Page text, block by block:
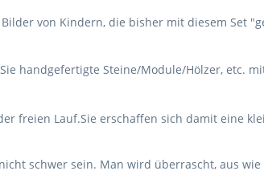
von Kindern, die bisher mit diesem Set
handgefertigte Steine/Module/Hölzer, etc.
freien Lauf.Sie erschaffen sich damit eine
schwer sein. Man wird überrascht, aus